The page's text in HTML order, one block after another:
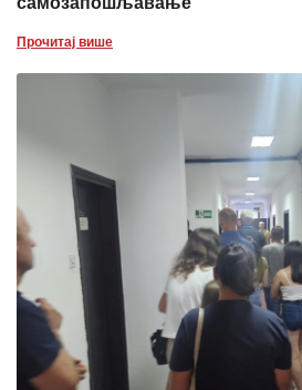
Прочитај више